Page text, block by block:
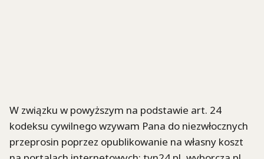
W związku w powyższym na podstawie art. 24
kodeksu cywilnego wzywam Pana do niezwłocznych
przeprosin poprzez opublikowanie na własny koszt